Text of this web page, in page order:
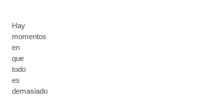
Hay
momentos
en
que
todo
es
demasiado